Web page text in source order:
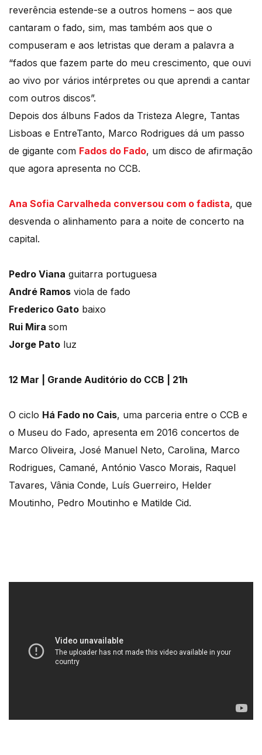
reverência estende-se a outros homens – aos que
cantaram o fado, sim, mas também aos que o
compuseram e aos letristas que deram a palavra a
“fados que fazem parte do meu crescimento, que ouvi
ao vivo por vários intérpretes ou que aprendi a cantar
com outros discos”.
Depois dos álbuns Fados da Tristeza Alegre, Tantas
Lisboas e EntreTanto, Marco Rodrigues dá um passo
de gigante com Fados do Fado, um disco de afirmação
que agora apresenta no CCB.
Ana Sofia Carvalheda conversou com o fadista, que
desvenda o alinhamento para a noite de concerto na
capital.
Pedro Viana guitarra portuguesa
André Ramos viola de fado
Frederico Gato baixo
Rui Mira som
Jorge Pato luz
12 Mar | Grande Auditório do CCB | 21h
O ciclo Há Fado no Cais, uma parceria entre o CCB e
o Museu do Fado, apresenta em 2016 concertos de
Marco Oliveira, José Manuel Neto, Carolina, Marco
Rodrigues, Camané, António Vasco Morais, Raquel
Tavares, Vânia Conde, Luís Guerreiro, Helder
Moutinho, Pedro Moutinho e Matilde Cid.